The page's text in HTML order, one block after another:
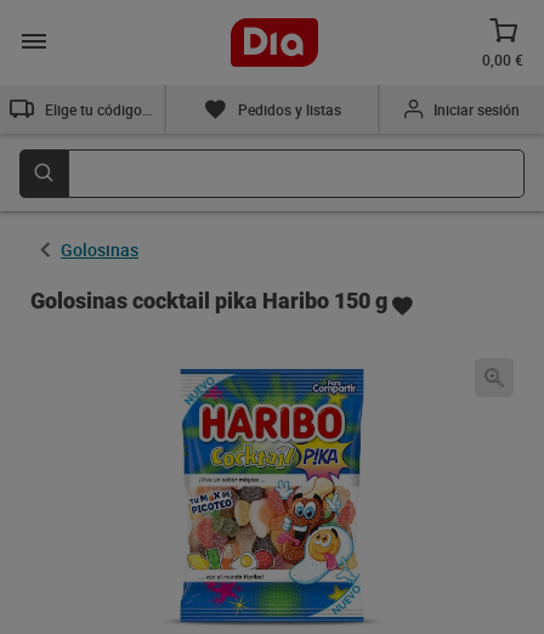
0,00 €
Pedidos y listas Iniciar sesión
Golosinas
Golosinas cocktail pika Haribo 150 g